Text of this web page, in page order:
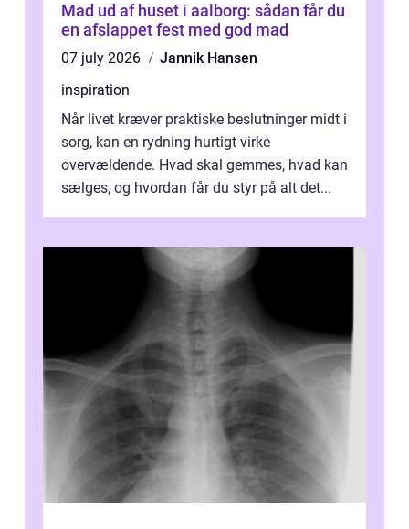
Mad ud af huset i aalborg: sådan får du
en afslappet fest med god mad
07 july 2026
Jannik Hansen
inspiration
Når livet kræver praktiske beslutninger midt i
sorg, kan en rydning hurtigt virke
overvældende. Hvad skal gemmes, hvad kan
sælges, og hvordan får du styr på alt det...